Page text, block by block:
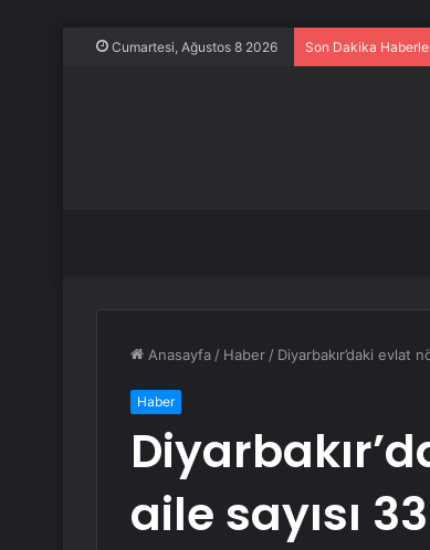
Cumartesi, Ağustos 8 2026 Son Dakika
Anasayfa / Haber / Diyarbakır’daki evlat
Haber
aile sayısı